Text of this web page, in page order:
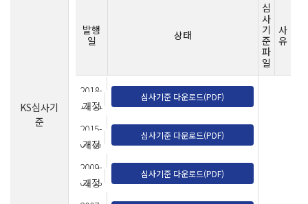
KS심사기
준
발행
일
상태
심
사
기
준
파
일
사
유
2018-
12-11
개정
심사기준 다운로드(PDF)
2015-
07-07
개정
심사기준 다운로드(PDF)
2009-
02-13
개정
심사기준 다운로드(PDF)